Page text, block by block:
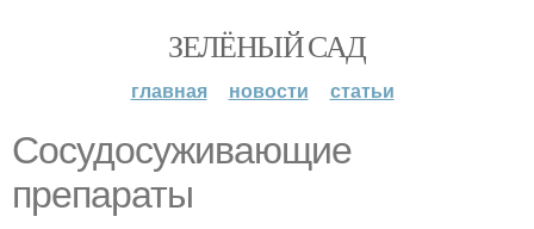
ЗЕЛЁНЫЙ САД
главная новости статьи
Сосудосуживающие
препараты